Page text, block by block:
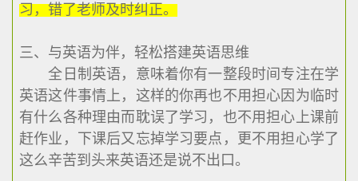
习，错了老师及时纠正。
三、与英语为伴，轻松搭建英语思维
全日制英语，意味着你有一整段时间专注在学
英语这件事情上，这样的你再也不用担心因为临时
有什么各种理由而耽误了学习，也不用担心上课前
赶作业，下课后又忘掉学习要点，更不用担心学了
这么辛苦到头来英语还是说不出口。